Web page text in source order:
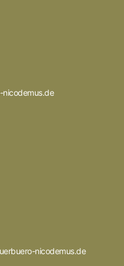
nicodemus.de
nicodemus.de